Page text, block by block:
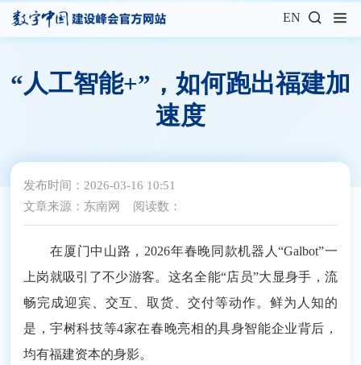
EN
“人工智能+”，如何跑出福建加
速度
发布时间：2026-03-16 10:51
文章来源：东南网
阅读数：1000
在厦门中山路，2026年春晚同款机器人“Galbot”一
上岗就吸引了不少游客。这名全能“店员”大显身手，流
畅完成迎宾、交互、取货、交付等动作。鲜为人知的
是，宇树科技等4家在春晚亮相的具身智能企业背后，
均有福建资本的身影。